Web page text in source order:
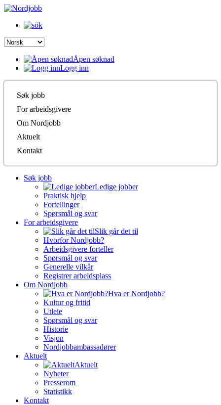
Åpen søknad
Logg inn
Søk jobb
For arbeidsgivere
Om Nordjobb
Aktuelt
Kontakt
Søk jobb
Ledige jobber
Praktisk hjelp
Fortellinger
Spørsmål og svar
For arbeidsgivere
Slik går det til
Hvorfor Nordjobb?
Arbeidsgivere forteller
Spørsmål og svar
Generelle vilkår
Registrer arbeidsplass
Om Nordjobb
Hva er Nordjobb?
Kultur og fritid
Utleie
Spørsmål og svar
Historie
Visjon
Nordjobbambassadører
Aktuelt
Aktuelt
Nyheter
Presserom
Statistikk
Kontakt